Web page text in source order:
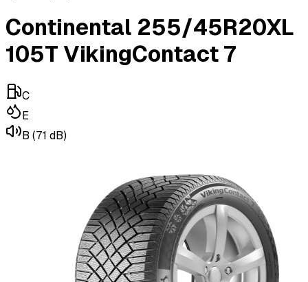
Continental 255/45R20XL
105T VikingContact 7
C
E
B (71 dB)